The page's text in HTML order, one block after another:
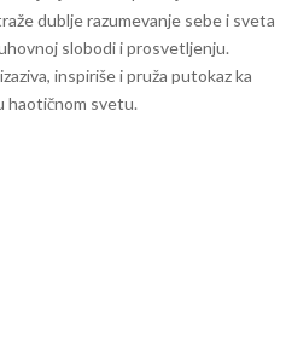
dublje razumevanje sebe i sveta
slobodi i prosvetljenju.
inspiriše i pruža putokaz ka
haotičnom svetu.